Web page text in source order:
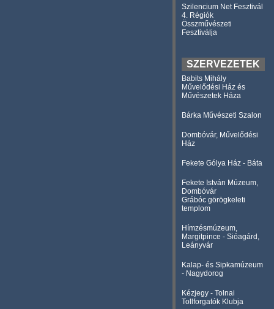
Szilencium Net Fesztivál
4. Régiók
Összművészeti
Fesztiválja
SZERVEZETEK
Babits Mihály
Művelődési Ház és
Művészetek Háza
Bárka Művészeti Szalon
Dombóvár, Művelődési
Ház
Fekete Gólya Ház - Báta
Fekete István Múzeum,
Dombóvár
Grábóc görögkeleti
templom
Hímzésmúzeum,
Margitpince - Sióagárd,
Leányvár
Kalap- és Sipkamúzeum
- Nagydorog
Kézjegy - Tolnai
Tollforgatók Klubja